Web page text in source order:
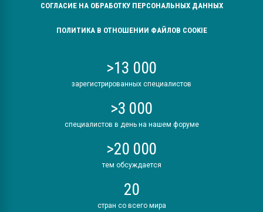
СОГЛАСИЕ НА ОБРАБОТКУ ПЕРСОНАЛЬНЫХ ДАННЫХ
ПОЛИТИКА В ОТНОШЕНИИ ФАЙЛОВ COOKIE
>13 000
зарегистрированных специалистов
>3 000
специалистов в день на нашем форуме
>20 000
тем обсуждается
20
стран со всего мира